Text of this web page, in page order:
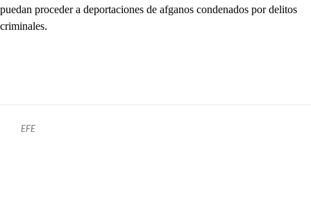
puedan proceder a deportaciones de afganos condenados por delitos
criminales.
EFE